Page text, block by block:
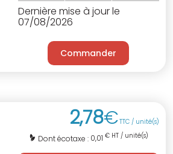
Dernière mise à jour le
07/08/2026
Commander
2,78€TTC / unité(s)
Dont écotaxe : 0,01 € HT / unité(s)